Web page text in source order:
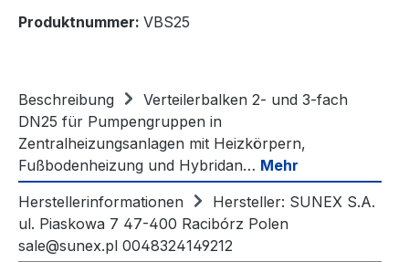
Produktnummer: VBS25
Beschreibung
Verteilerbalken 2- und 3-fach
DN25 für Pumpengruppen in
Zentralheizungsanlagen mit Heizkörpern,
Fußbodenheizung und Hybridan… Mehr
Herstellerinformationen
Hersteller: SUNEX S.A.
ul. Piaskowa 7 47-400 Racibórz Polen
sale@sunex.pl 0048324149212